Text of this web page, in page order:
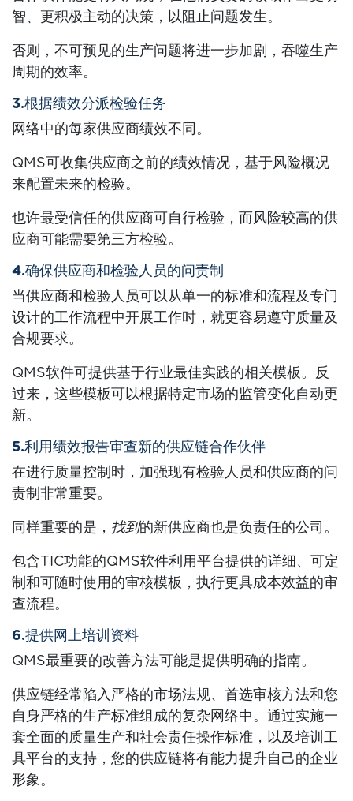
智、更积极主动的决策，以阻止问题发生。
否则，不可预见的生产问题将进一步加剧，吞噬生产
周期的效率。
3.根据绩效分派检验任务
网络中的每家供应商绩效不同。
QMS可收集供应商之前的绩效情况，基于风险概况
来配置未来的检验。
也许最受信任的供应商可自行检验，而风险较高的供
应商可能需要第三方检验。
4.确保供应商和检验人员的问责制
当供应商和检验人员可以从单一的标准和流程及专门
设计的工作流程中开展工作时，就更容易遵守质量及
合规要求。
QMS软件可提供基于行业最佳实践的相关模板。反
过来，这些模板可以根据特定市场的监管变化自动更
新。
5.利用绩效报告审查新的供应链合作伙伴
在进行质量控制时，加强现有检验人员和供应商的问
责制非常重要。
同样重要的是， 找到的新供应商也是负责任的公司。
包含TIC功能的QMS软件利用平台提供的详细、可定
制和可随时使用的审核模板，执行更具成本效益的审
查流程。
6.提供网上培训资料
QMS最重要的改善方法可能是提供明确的指南。
供应链经常陷入严格的市场法规、首选审核方法和您
自身严格的生产标准组成的复杂网络中。通过实施一
套全面的质量生产和社会责任操作标准，以及培训工
具平台的支持，您的供应链将有能力提升自己的企业
形象。